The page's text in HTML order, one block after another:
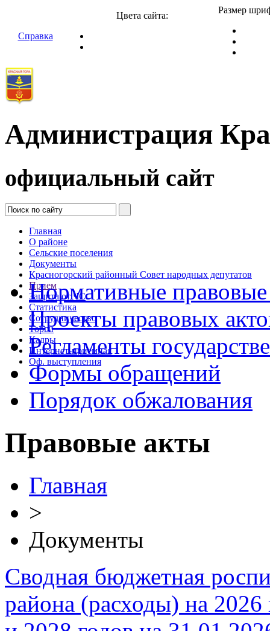
Справка
Цвета сайта:
Размер
Администрация
официальный сайт
Главная
О районе
Сельские поселения
Документы
Красногорский районный Совет народных депутатов
Прием
Защита от ЧС
Статистика
Сотрудничество
Торги
Кадры
Интернет-приемная
Оф. выступления
Нормативные
Проекты правовых
Регламенты
Формы обращений
Порядок обжалования
Правовые акты
Главная
>
Документы
Сводная бюджетная
района (расходы) на